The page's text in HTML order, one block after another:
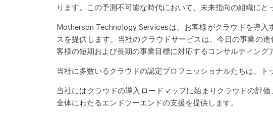
ります。この予測不可能な時代において、未来指向の組織に
Motherson Technology Servicesは、お客様がクラウドを導
スを提供します。当社のクラウドサービスは、今日の事業の
客様の短期および長期の事業目標に対応するコンサルティング
当社に多数いるクラウドの認定プロフェッショナルたちは、
当社にはクラウドの導入ロードマップに始まりクラウドの評
全体にわたるエンドツーエンドの支援を提供します。